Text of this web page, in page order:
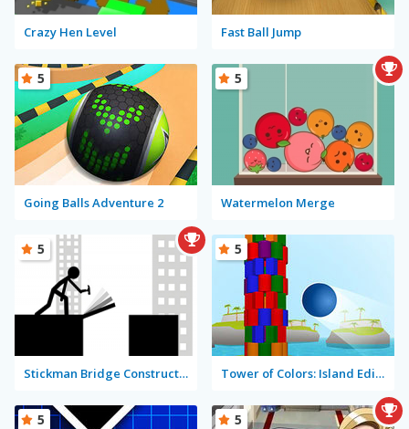
Crazy Hen Level Fast Ball Jump
Going Balls Adventure 2
5
Watermelon Merge
5
Stickman Bridge Constructor
5
Tower of Colors: Island Edition
5
5 5